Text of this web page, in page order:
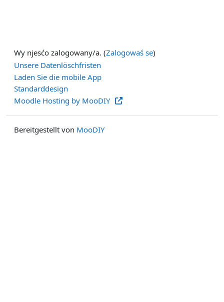
Wy njesćo zalogowany/a. (Zalogowaś se)
Unsere Datenlöschfristen
Laden Sie die mobile App
Standarddesign
Moodle Hosting by MooDIY
Bereitgestellt von MooDIY